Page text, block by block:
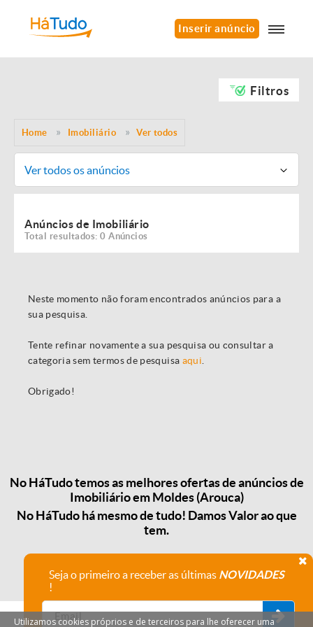
Inserir anúncio
Filtros
Home Imobiliário Ver todos
Ver todos os anúncios
Anúncios de Imobiliário
Total resultados: 0 Anúncios
Neste momento não foram encontrados anúncios para a
sua pesquisa.
Tente refinar novamente a sua pesquisa ou consultar a
categoria sem termos de pesquisa aqui
Obrigado!
No HáTudo temos as melhores ofertas de anúncios de
Imobiliário em Moldes (Arouca)
No HáTudo há mesmo de tudo! Damos Valor ao que
tem.
Seja o primeiro a receber as últimas NOVIDADES
!
Utilizamos cookies próprios e de terceiros para lhe oferecer uma